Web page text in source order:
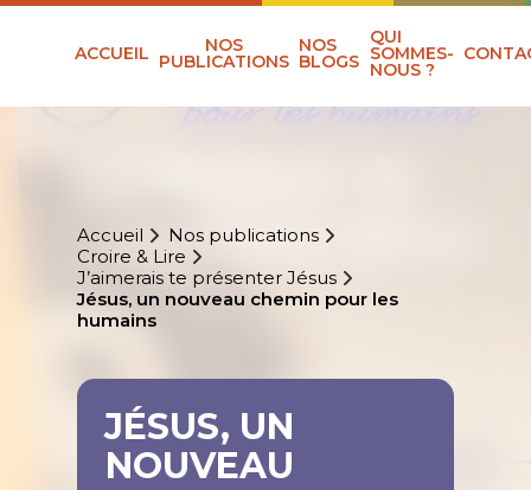
ACCUEIL NOS
PUBLICATIONS
NOS
BLOGS
QUI
SOMMES-
NOUS ?
Accueil
Nos publications
Croire & Lire
J’aimerais te présenter Jésus
Jésus, un nouveau chemin pour les
humains
JÉSUS, UN
NOUVEAU